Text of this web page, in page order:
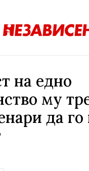
на едно
му
да